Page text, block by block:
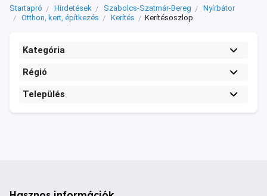
Startapró Hirdetések Szabolcs-Szatmár-Bereg
Nyírbátor
Otthon, kert, építkezés
Kerítés Kerítésoszlop
Kategória
Régió
Település